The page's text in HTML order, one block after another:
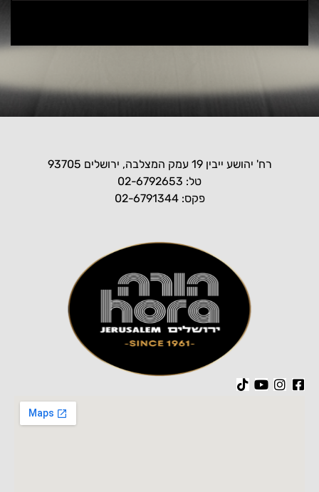
רח' יהושע ייבין 19 עמק המצלבה, ירושלים 93705
טל: 02-6792653
פקס: 02-6791344